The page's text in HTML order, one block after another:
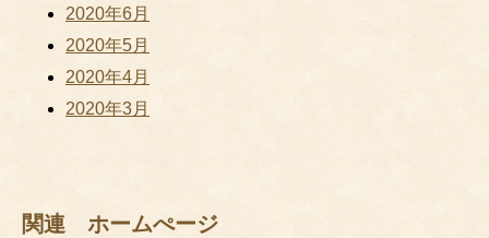
2020年6月
2020年5月
2020年4月
2020年3月
関連 ホームぺージ